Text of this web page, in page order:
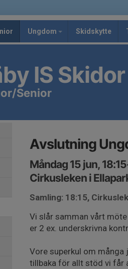
Ungdom Skidskytte
IS Skidor
Senior
Avslutning
Måndag 15 jun,
Cirkusleken i
Samling: 18:15,
Vi slår samman vårt
er 2 ex. underskrivna
Vore superkul om många
tillbaka för allt stöd vi får